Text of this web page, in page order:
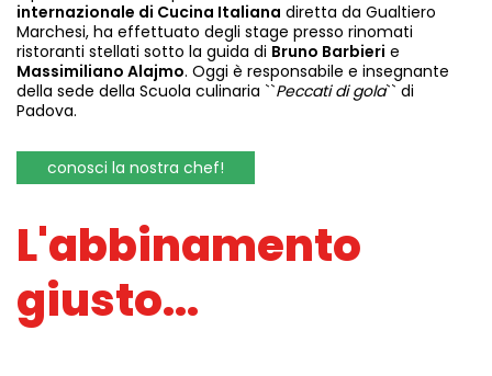
internazionale di Cucina Italiana diretta da Gualtiero
Marchesi, ha effettuato degli stage presso rinomati
ristoranti stellati sotto la guida di Bruno Barbieri e
Massimiliano Alajmo. Oggi è responsabile e insegnante
della sede della Scuola culinaria ``Peccati di gola`` di
Padova.
conosci la nostra chef!
L'abbinamento
giusto...